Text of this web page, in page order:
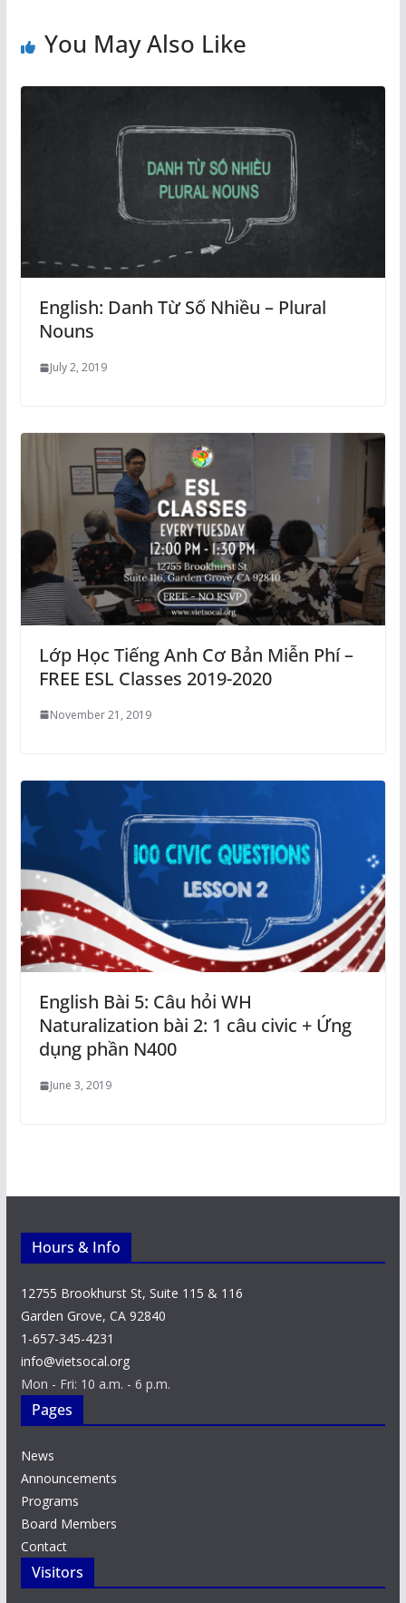
You May Also Like
English: Danh Từ Số Nhiều – Plural
Nouns
July 2, 2019
Lớp Học Tiếng Anh Cơ Bản Miễn Phí –
FREE ESL Classes 2019-2020
November 21, 2019
English Bài 5: Câu hỏi WH
Naturalization bài 2: 1 câu civic + Ứng
dụng phần N400
June 3, 2019
Hours & Info
12755 Brookhurst St, Suite 115 & 116
Garden Grove, CA 92840
1-657-345-4231
info@vietsocal.org
Mon - Fri: 10 a.m. - 6 p.m.
Pages
News
Announcements
Programs
Board Members
Contact
Visitors